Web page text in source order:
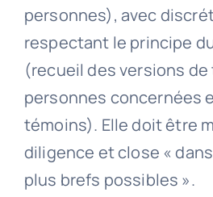
personnes), avec
respectant le principe
(recueil des versions
personnes concernées
témoins). Elle doit être
diligence et close «
plus brefs possibles ».